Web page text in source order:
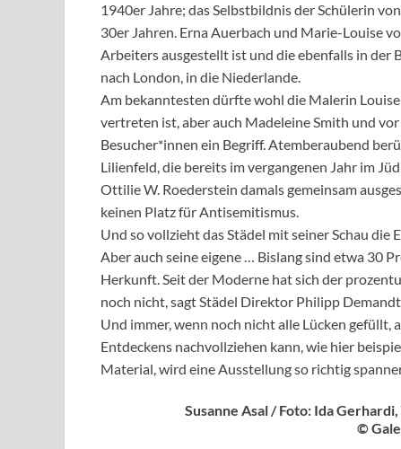
1940er Jahre; das Selbstbildnis der Schülerin
30er Jahren. Erna Auerbach und Marie-Louise
Arbeiters ausgestellt ist und die ebenfalls in
nach London, in die Niederlande.
Am bekanntesten dürfte wohl die Malerin
vertreten ist, aber auch Madeleine Smith und
Besucher*innen ein Begriff. Atemberaubend
Lilienfeld, die bereits im vergangenen Jahr im
Ottilie W. Roederstein damals gemeinsam
keinen Platz für Antisemitismus.
Und so vollzieht das Städel mit seiner Schau die
Aber auch seine eigene … Bislang sind etwa 30
Herkunft. Seit der Moderne hat sich der
noch nicht, sagt Städel Direktor Philipp
Und immer, wenn noch nicht alle Lücken gefüllt,
Entdeckens nachvollziehen kann, wie hier
Material, wird eine Ausstellung so richtig
Susanne Asal / Foto: Ida
©